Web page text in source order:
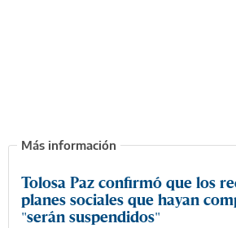
Tolosa Paz confirmó que los
planes sociales que hayan
"serán suspendidos"